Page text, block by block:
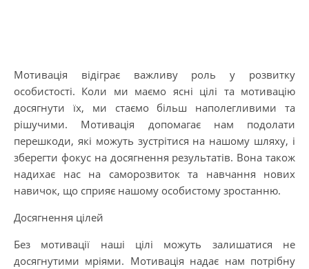
Мотивація відіграє важливу роль у розвитку
особистості. Коли ми маємо ясні цілі та мотивацію
досягнути їх, ми стаємо більш наполегливими та
рішучими. Мотивація допомагає нам подолати
перешкоди, які можуть зустрітися на нашому шляху, і
зберегти фокус на досягнення результатів. Вона також
надихає нас на саморозвиток та навчання нових
навичок, що сприяє нашому особистому зростанню.
Досягнення цілей
Без мотивації наші цілі можуть залишатися не
досягнутими мріями. Мотивація надає нам потрібну